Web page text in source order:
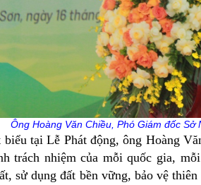
Ông Hoàng Văn Chiều, Phó Giám đốc
tại Lễ Phát động, ông Hoàng
trách nhiệm của mỗi quốc gia,
sử dụng đất bền vững, bảo vệ